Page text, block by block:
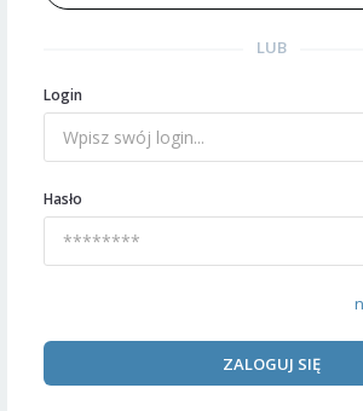
LUB
Login
Hasło
ZALOGUJ SIĘ